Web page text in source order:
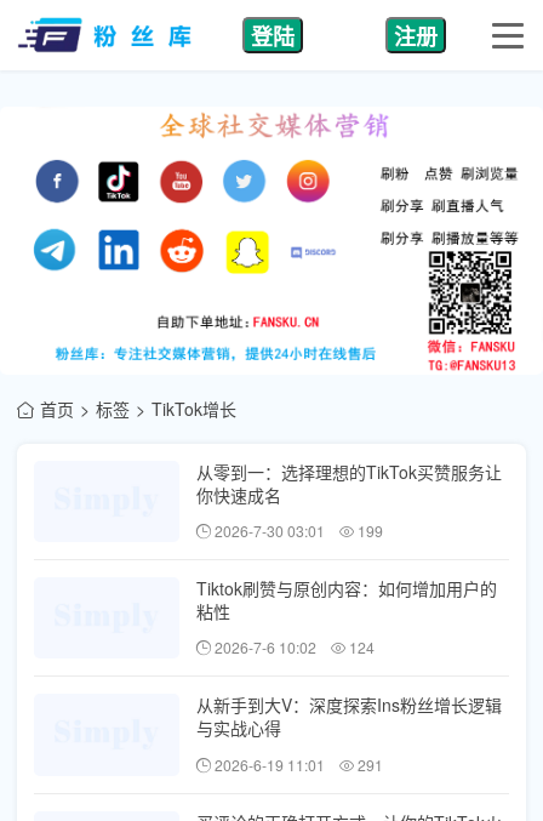
登陆 注册
首页 标签 TikTok增长
从零到一：选择理想的TikTok买赞服务让
你快速成名
2026-7-30 03:01 199
Tiktok刷赞与原创内容：如何增加用户的
粘性
2026-7-6 10:02 124
从新手到大V：深度探索Ins粉丝增长逻辑
与实战心得
2026-6-19 11:01 291